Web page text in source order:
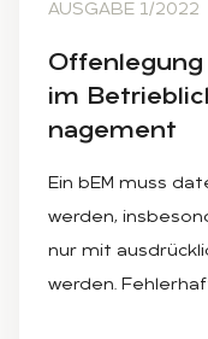
AUSGABE 1/2022
im
nage­ment
Ein bEM muss
werden,
nur mit
werden.